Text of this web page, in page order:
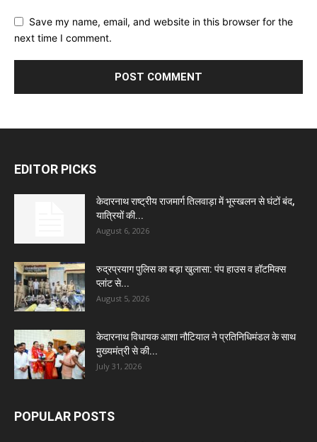
Save my name, email, and website in this browser for the
next time I comment.
EDITOR PICKS
केदारनाथ राष्ट्रीय राजमार्ग तिलवाड़ा में भूस्खलन से घंटों बंद,
यात्रियों की...
August 6, 2026
रुद्रप्रयाग पुलिस का बड़ा खुलासा: पंप हाउस व हॉटमिक्स
प्लांट से...
August 5, 2026
केदारनाथ विधायक आशा नौटियाल ने प्रतिनिधिमंडल के साथ
मुख्यमंत्री से की...
July 31, 2026
POPULAR POSTS